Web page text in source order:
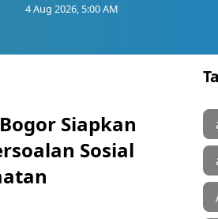
4 Aug 2026, 5:00 AM
Siapkan
Sosial